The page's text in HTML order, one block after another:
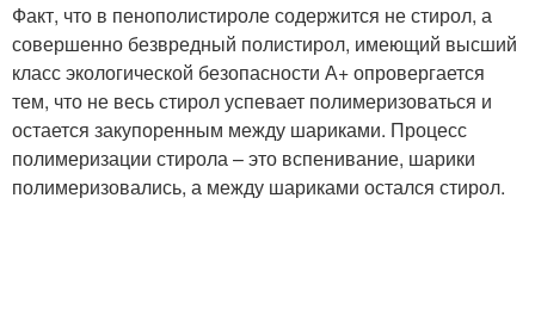
Факт, что в пенополистироле содержится не стирол, а
совершенно безвредный полистирол, имеющий высший
класс экологической безопасности А+ опровергается
тем, что не весь стирол успевает полимеризоваться и
остается закупоренным между шариками. Процесс
полимеризации стирола – это вспенивание, шарики
полимеризовались, а между шариками остался стирол.